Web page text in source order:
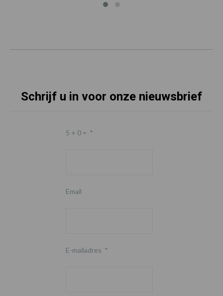
Schrijf u in voor onze nieuwsbrief
5 + 0 = *
Email
E-mailadres *